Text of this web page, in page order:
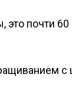
почти 60